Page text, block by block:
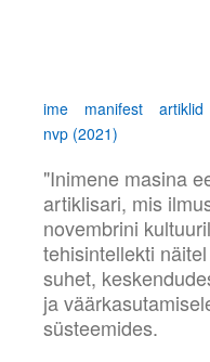
ime manifest artiklid
nvp (2021)
"Inimene masina
artiklisari, mis
novembrini
tehisintellekti
suhet,
ja
süsteemides.